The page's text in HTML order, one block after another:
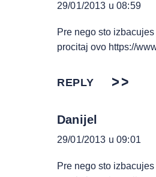
29/01/2013 u 08:59
Pre nego sto
procitaj ovo https://
REPLY
Danijel
29/01/2013 u 09:01
Pre nego sto